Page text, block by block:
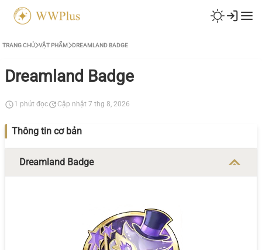
TRANG CHỦ VẬT PHẨM DREAMLAND BADGE
Dreamland Badge
1 phút đọc Cập nhật 7 thg 8, 2026
Thông tin cơ bản
Dreamland Badge